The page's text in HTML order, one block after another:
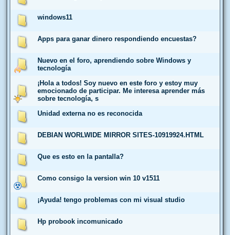
windows11
Apps para ganar dinero respondiendo encuestas?
Nuevo en el foro, aprendiendo sobre Windows y
tecnología
¡Hola a todos! Soy nuevo en este foro y estoy muy
emocionado de participar. Me interesa aprender más
sobre tecnología, s
Unidad externa no es reconocida
DEBIAN WORLWIDE MIRROR SITES-10919924.HTML
Que es esto en la pantalla?
Como consigo la version win 10 v1511
¡Ayuda! tengo problemas con mi visual studio
Hp probook incomunicado